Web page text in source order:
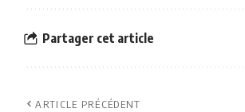
Partager cet article
ARTICLE PRÉCÉDENT